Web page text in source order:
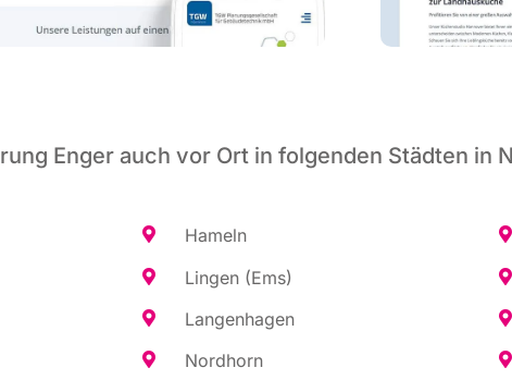
Enger auch vor Ort in folgenden Städten in
Hameln
Lin­gen (Ems)
Lan­gen­ha­gen
Nord­horn